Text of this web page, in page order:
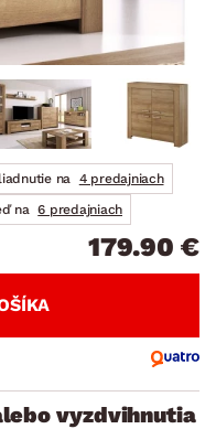
na
4 predajniach
na 6 predajniach
179.90 €
vyzdvihnutia